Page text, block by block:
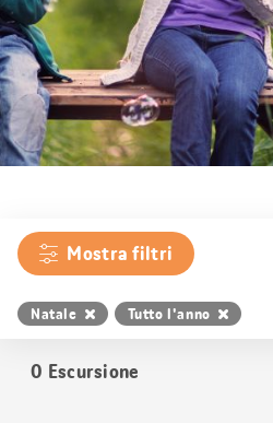
Mostra filtri
Natale Tutto l'anno
0 Escursione